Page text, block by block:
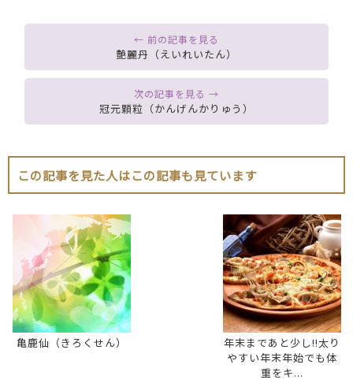
艶麗丹（えいれいたん）
冠元顆粒（かんげんかりゅう）
この記事を見た人はこの記事も見ています
亀鹿仙（きろくせん）
年末まであと少し!!太り
やすい年末年始でも体
重をキ...